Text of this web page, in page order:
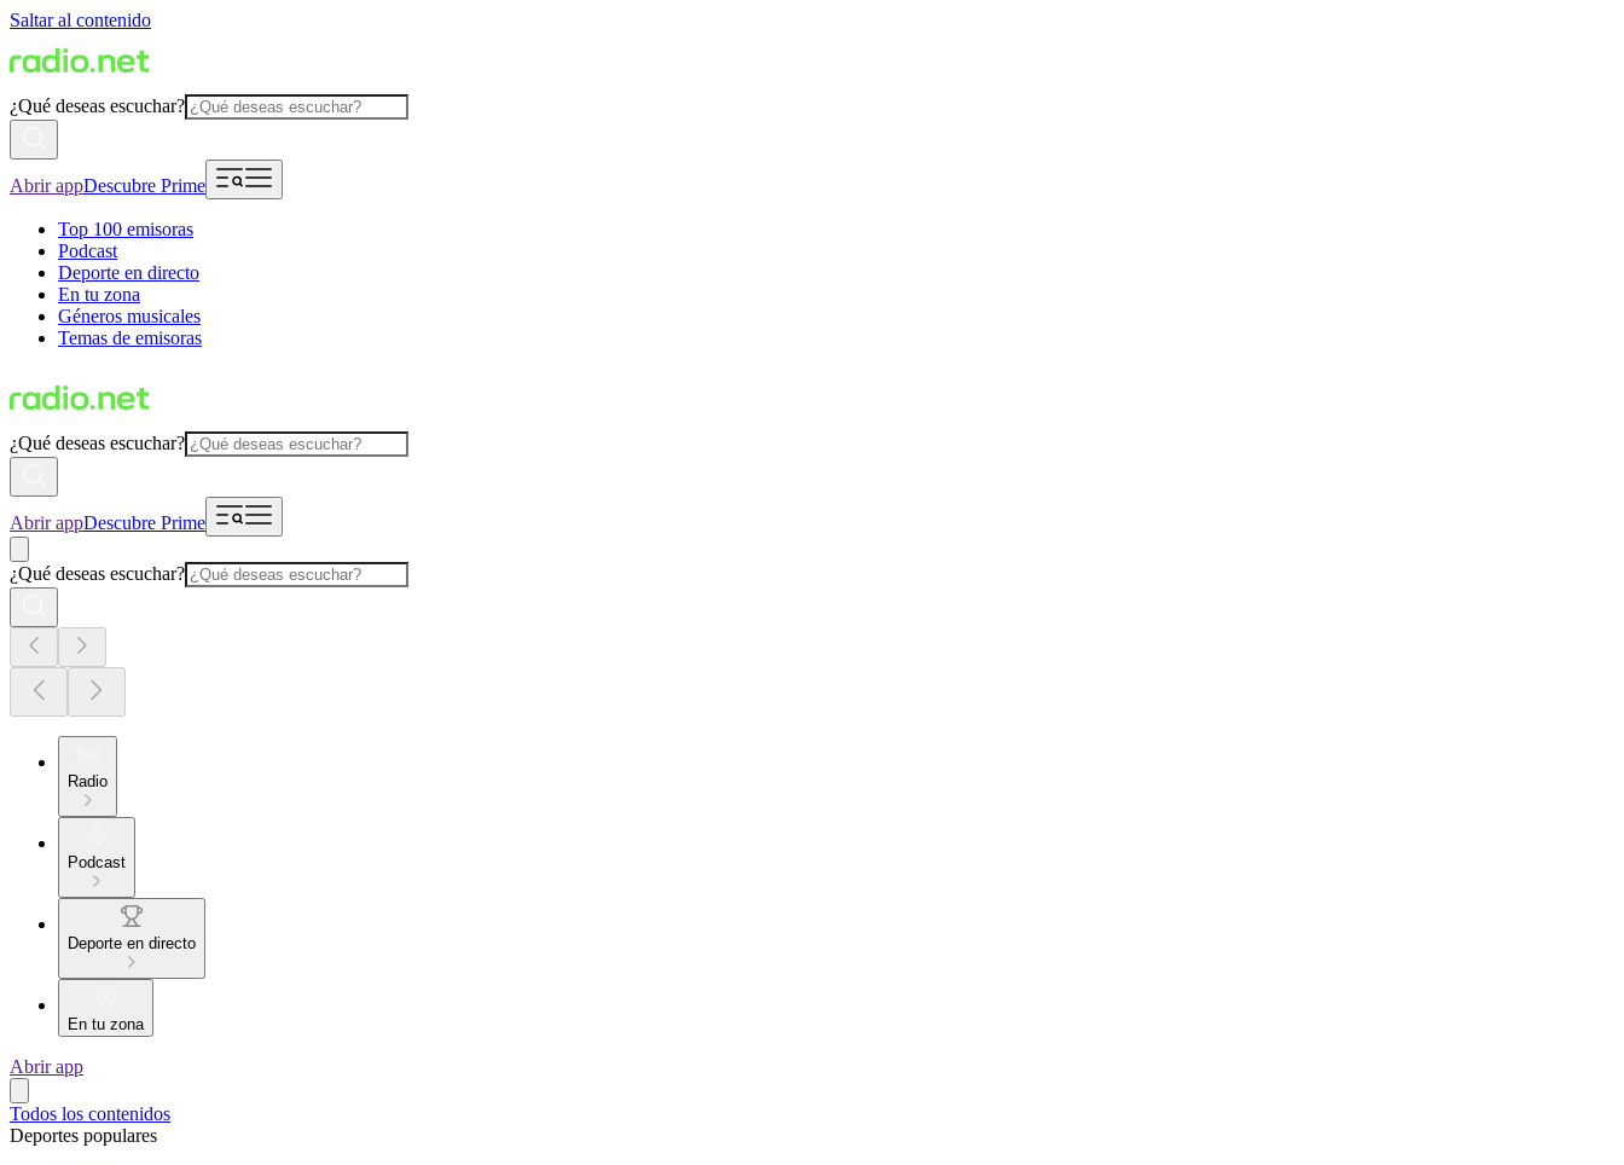
Saltar al contenido
¿Qué deseas escuchar?
Abrir appDescubre Prime
Top 100 emisoras
Podcast
Deporte en directo
En tu zona
Géneros musicales
Temas de emisoras
¿Qué deseas escuchar?
Abrir appDescubre Prime
¿Qué deseas escuchar?
Radio
Podcast
Deporte en directo
En tu zona
Abrir app
Todos los contenidos
Deportes populares